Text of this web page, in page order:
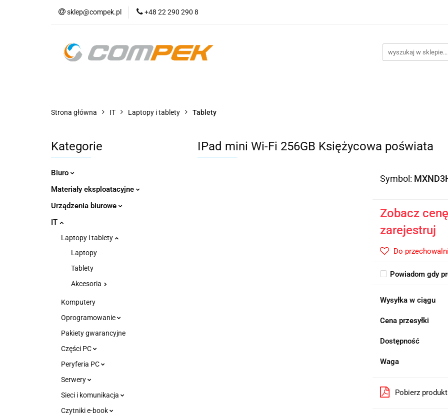
sklep@compek.pl +48 22 290 290 8
O nas
Strona główna IT Laptopy i tablety Tablety
Kategorie
Biuro
Materiały eksploatacyjne
Urządzenia biurowe
IT
Laptopy i tablety
Laptopy
Tablety
Akcesoria
Komputery
Oprogramowanie
Pakiety gwarancyjne
Części PC
Peryferia PC
Serwery
Sieci i komunikacja
Czytniki e-book
IPad mini Wi-Fi 256GB Księżycowa poświata
Symbol:
Zobacz
zarejestruj
Do przechowalni
Powiadom gdy
Wysyłka w ciągu
Cena przesyłki
Dostępność
Waga
Pobierz